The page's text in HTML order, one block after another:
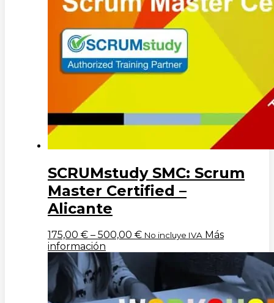
SCRUMstudy SMC: Scrum
Master Certified –
Alicante
175,00 € – 500,00 € No incluye IVA Más
información